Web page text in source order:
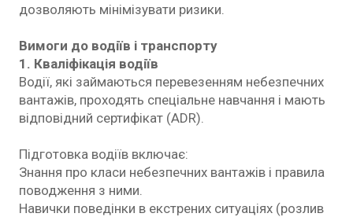
дозволяють мінімізувати ризики.
Вимоги до водіїв і транспорту
1. Кваліфікація водіїв
Водії, які займаються перевезенням небезпечних
вантажів, проходять спеціальне навчання і мають
відповідний сертифікат (ADR).
Підготовка водіїв включає:
Знання про класи небезпечних вантажів і правила
поводження з ними.
Навички поведінки в екстрених ситуаціях (розлив